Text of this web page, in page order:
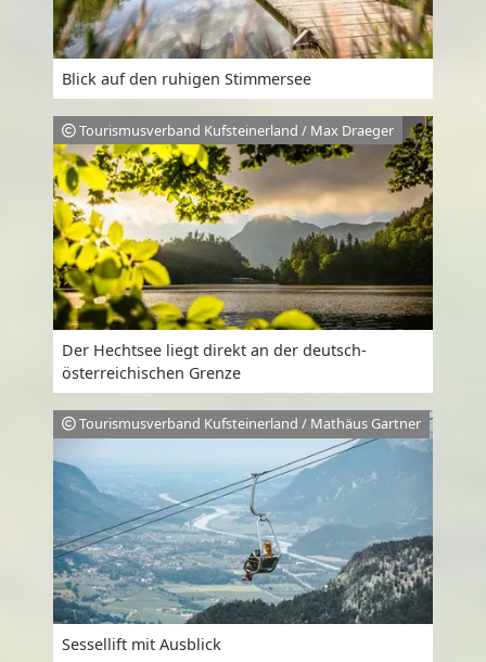
Blick auf den ruhigen Stimmersee
Tourismusverband Kufsteinerland / Max Draeger
Der Hechtsee liegt direkt an der deutsch-
österreichischen Grenze
Tourismusverband Kufsteinerland / Mathäus Gartner
Sessellift mit Ausblick